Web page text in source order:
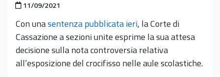
Pubblicato il
11/09/2021
Con unasentenza pubblicata ieri, la Corte di
Cassazione a sezioni unite esprime la sua attesa
decisione sulla nota controversia relativa
all’esposizione del crocifisso nelle aule scolastiche.